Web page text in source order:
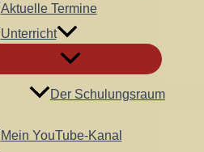
Aktuelle Termine
Unterricht
Der Schulungsraum
Mein YouTube-Kanal